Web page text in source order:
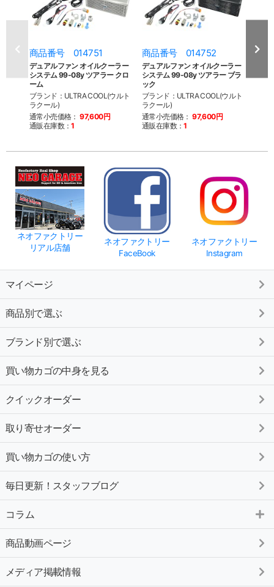
商品番号 014751
デュアルファン オイルクーラー
システム 99-08y ツアラー クロ
ーム
ブランド：ULTRA COOL(ウルト
ラクール)
通常小売価格： 97,600円
通販在庫数：1
商品番号 014752
デュアルファン オイルクーラー
システム 99-08y ツアラー ブラ
ック
ブランド：ULTRA COOL(ウルト
ラクール)
通常小売価格： 97,600円
通販在庫数：1
商
ネオファクトリー
リアル店舗
ネオファクトリー
FaceBook
ネオファクトリー
Instagram
マイページ
商品別で選ぶ
ブランド別で選ぶ
買い物カゴの中身を見る
クイックオーダー
取り寄せオーダー
買い物カゴの使い方
毎日更新！スタッフブログ
コラム
商品動画ページ
メディア掲載情報